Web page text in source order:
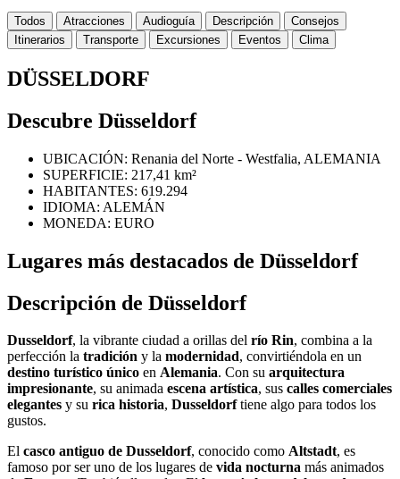
Todos Atracciones Audioguía Descripción
Consejos
Itinerarios
Transporte Excursiones Eventos Clima
DÜSSELDORF
Descubre Düsseldorf
UBICACIÓN: Renania del Norte - Westfalia, ALEMANIA
SUPERFICIE: 217,41 km²
HABITANTES: 619.294
IDIOMA: ALEMÁN
MONEDA: EURO
Lugares más destacados de Düsseldorf
Descripción de Düsseldorf
Dusseldorf, la vibrante ciudad a orillas del río Rin, combina a la
perfección la tradición y la modernidad, convirtiéndola en un
destino turístico único en Alemania. Con su arquitectura
impresionante, su animada escena artística, sus calles comerciales
elegantes y su rica historia, Dusseldorftiene algo para todos los
gustos.
El casco antiguo de Dusseldorf, conocido como Altstadt, es
famoso por ser uno de los lugares de vida nocturna más animados